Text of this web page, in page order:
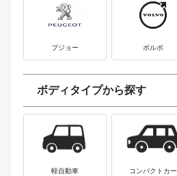
プジョー ボルボ
ボディタイプから探す
軽自動車 コンパクトカー